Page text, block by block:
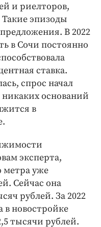
и риелторов,
эпизоды
В 2022
в Сочи постоянно
ставка.
спрос начал
никаких оснований
в
эксперта,
метра уже
Сейчас она
рублей. За 2022
в новостройке
тысячи рублей.